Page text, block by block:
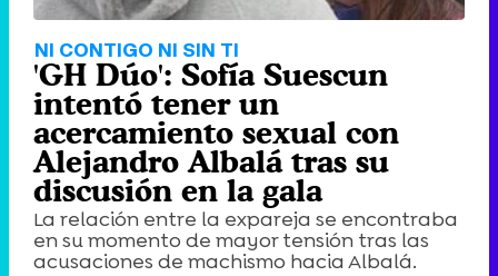
NI CONTIGO NI SIN TI
'GH Dúo': Sofía Suescun
intentó tener un
acercamiento sexual con
Alejandro Albalá tras su
discusión en la gala
La relación entre la expareja se encontraba
en su momento de mayor tensión tras las
acusaciones de machismo hacia Albalá.